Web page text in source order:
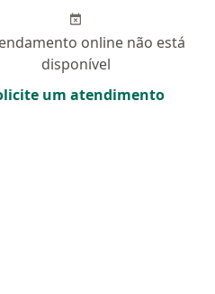
online não está
disponível
um atendimento